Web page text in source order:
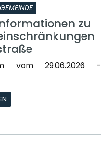
GEMEINDE
zu
vom 29.06.2026 -